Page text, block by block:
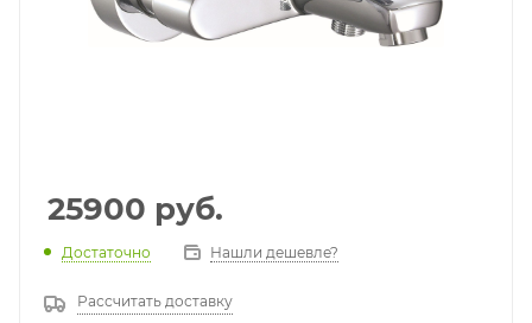
25900 руб.
Достаточно Нашли дешевле?
Рассчитать доставку